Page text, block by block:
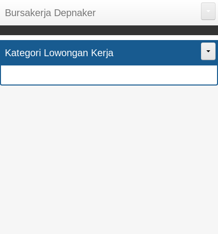
Bursakerja Depnaker
About Me
Disclaimer
Kategori Lowongan Kerja